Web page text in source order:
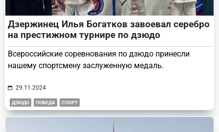
Дзержинец Илья Богатков завоевал серебро
на престижном турнире по дзюдо
Всероссийские соревнования по дзюдо принесли
нашему спортсмену заслуженную медаль.
29.11.2024
ДЗЮДО ПОБЕДА СПОРТ